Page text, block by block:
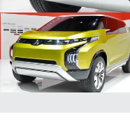
Καινούρια